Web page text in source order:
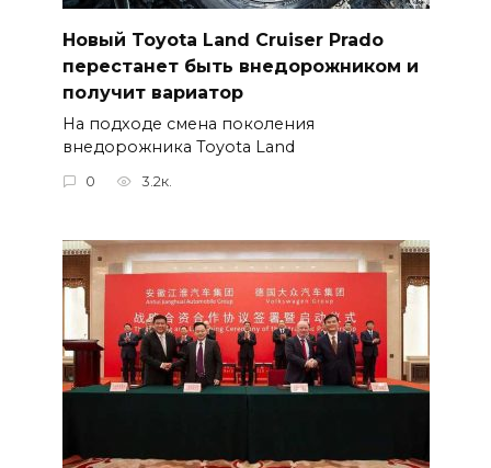
Новый Toyota Land Cruiser Prado
перестанет быть внедорожником и
получит вариатор
На подходе смена поколения
внедорожника Toyota Land
0 3.2к.